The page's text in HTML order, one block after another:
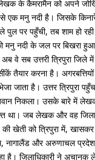
के कैमरामैन को अपने
से एक मनु नदी है। जिसके
पुल पर पहुँची, तब शाम हो
मनु नदी के जल पर बिखरा
वे सब उत्तरी त्रिपुरा जिले
तैयार करना है।
जाता है। उत्तर त्रिपुरा
निकला। उसके बारे में
था। जब लेखक और वह
की खेती को त्रिपुरा में,
नागालैंड और अरुणाचल
है। जिलाधिकारी ने